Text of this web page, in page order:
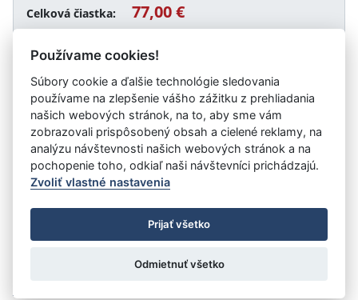
Celková čiastka: 77,00 €
Návrat späť
Vystavil:Mesto Tvrdošín
Úrad vlády SR
- Všetky práva vyhradené
Prehlásenie o prístupnosti
Zmluvy do 31.12.2010
Nastavenia cookies
: Aglo Solutions
Používame cookies!
Súbory cookie a ďalšie technológie sledovania
používame na zlepšenie vášho zážitku z prehliadania
našich webových stránok, na to, aby sme vám
zobrazovali prispôsobený obsah a cielené reklamy, na
analýzu návštevnosti našich webových stránok a na
pochopenie toho, odkiaľ naši návštevníci prichádzajú.
Zvoliť vlastné nastavenia
Prijať všetko
Odmietnuť všetko